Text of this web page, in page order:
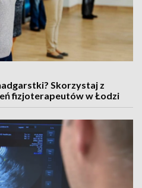
Skorzystaj z
fizjoterapeutów w Łodzi